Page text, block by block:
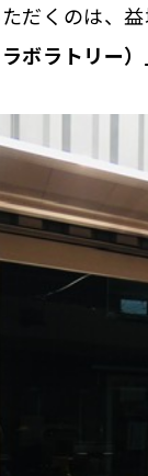
だくのは、
ボラトリー）